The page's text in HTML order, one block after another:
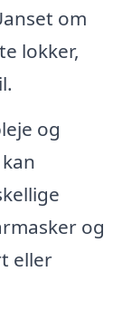
om
lokker,
og
og
eller